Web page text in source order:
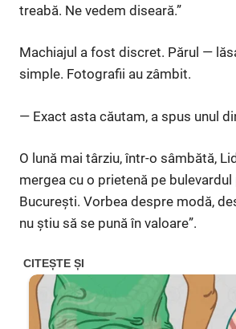
treabă. Ne vedem diseară.”
Machiajul a fost discret. Părul —
simple. Fotografii au zâmbit.
— Exact asta căutam, a spus unul
O lună mai târziu, într-o sâmbătă,
mergea cu o prietenă pe
București. Vorbea despre modă,
nu știu să se pună în valoare”.